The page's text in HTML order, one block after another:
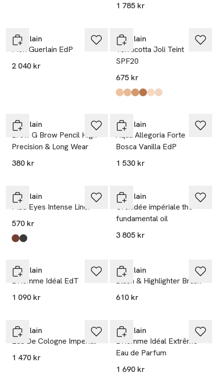
1 785 kr
Guerlain
Mon Guerlain EdP
2 040 kr
Guerlain
Terracotta Joli Teint
SPF20
675 kr
Produkten finns i färgerna:
Golden,
Sunveil,
Sunwarm,
Amber,
Pearl,
Rosy,
Guerlain
Brow G Brow Pencil High
Precision & Long Wear
380 kr
Guerlain
Aqua Allegoria Forte
Bosca Vanilla EdP
1 530 kr
Guerlain
Mad Eyes Intense Liner
570 kr
Produkten finns i färgerna:
Brun,
Noir,
Guerlain
Orchidée impériale the
fundamental oil
3 805 kr
Guerlain
L'Homme Idéal EdT
1 090 kr
Guerlain
Blush & Highlighter Brush
610 kr
Guerlain
Eau De Cologne Imperial
1 470 kr
Guerlain
L’Homme Idéal Extrême
Eau de Parfum
1 690 kr